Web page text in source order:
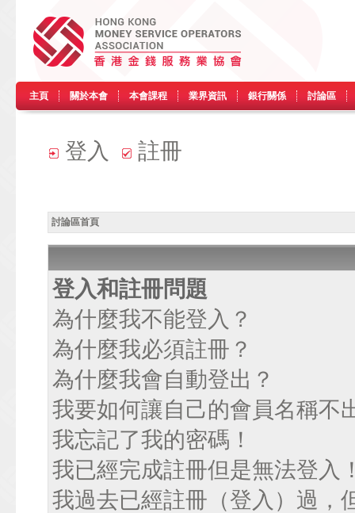
主頁 關於本會 本會課程 業界資訊 銀行關係 討論區
登入 註冊
討論區首頁
登入和註冊問題
為什麼我不能登入？
為什麼我必須註冊？
為什麼我會自動登出？
我要如何讓自己的會員名稱不
我忘記了我的密碼！
我已經完成註冊但是無法登入
我過去已經註冊（登入）過，